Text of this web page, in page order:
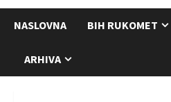
NASLOVNA BIH RUKOMET
ARHIVA